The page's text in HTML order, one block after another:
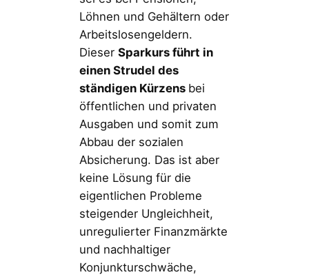
Löhnen und Gehältern oder
Arbeitslosengeldern.
DieserSparkurs führt in
einen Strudel des
ständigen Kürzens bei
öffentlichen und privaten
Ausgaben und somit zum
Abbau der sozialen
Absicherung. Das ist aber
keine Lösung für die
eigentlichen Probleme
steigender Ungleichheit,
unregulierter Finanzmärkte
und nachhaltiger
Konjunkturschwäche,